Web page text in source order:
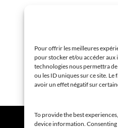
Pour offrir les meilleures
pour stocker et/ou accéder aux
technologies nous permettra
ou les ID uniques sur ce site.
avoir un effet négatif sur
To provide the best
device information. Consenting